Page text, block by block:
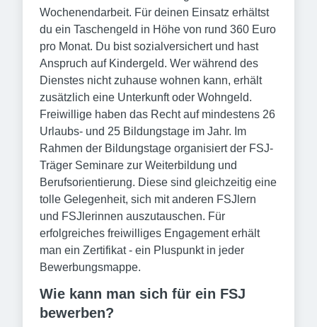
Wochenendarbeit. Für deinen Einsatz erhältst
du ein Taschengeld in Höhe von rund 360 Euro
pro Monat. Du bist sozialversichert und hast
Anspruch auf Kindergeld. Wer während des
Dienstes nicht zuhause wohnen kann, erhält
zusätzlich eine Unterkunft oder Wohngeld.
Freiwillige haben das Recht auf mindestens 26
Urlaubs- und 25 Bildungstage im Jahr. Im
Rahmen der Bildungstage organisiert der FSJ-
Träger Seminare zur Weiterbildung und
Berufsorientierung. Diese sind gleichzeitig eine
tolle Gelegenheit, sich mit anderen FSJlern
und FSJlerinnen auszutauschen. Für
erfolgreiches freiwilliges Engagement erhält
man ein Zertifikat - ein Pluspunkt in jeder
Bewerbungsmappe.
Wie kann man sich für ein FSJ
bewerben?